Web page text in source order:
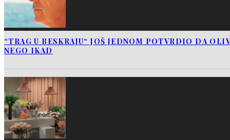
“TRAG U BESKRAJU“ JOŠ JEDNOM POTVRDIO DA
NEGO IKAD